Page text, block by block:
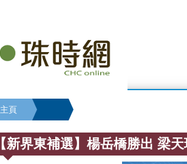
主頁
【新界東補選】楊岳橋勝出 梁